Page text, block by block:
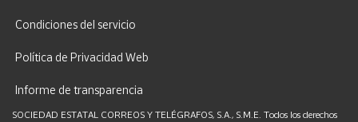
Condiciones del servicio
Política de Privacidad Web
Informe de transparencia
SOCIEDAD ESTATAL CORREOS Y TELÉGRAFOS, S.A., S.M.E. Todos los derechos